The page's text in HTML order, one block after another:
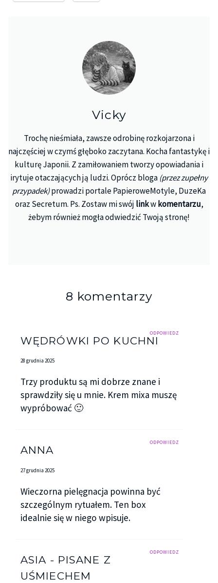
Vicky
Trochę nieśmiała, zawsze odrobinę rozkojarzona i
najczęściej w czymś głęboko zaczytana. Kocha fantastykę i
kulturę Japonii. Z zamiłowaniem tworzy opowiadania i
irytuje otaczających ją ludzi. Oprócz bloga (przez zupełny
przypadek)prowadzi portale PapieroweMotyle, DuzeKa
oraz Secretum. Ps. Zostaw mi swój linkwkomentarzu,
żebym również mogła odwiedzić Twoją stronę!
8 komentarzy
ODPOWIEDZ
WĘDRÓWKI PO KUCHNI
28 grudnia 2025
Trzy produktu są mi dobrze znane i
sprawdziły się u mnie. Krem mixa muszę
wypróbować 🙂
ODPOWIEDZ
ANNA
27 grudnia 2025
Wieczorna pielęgnacja powinna być
szczególnym rytuałem. Ten box
idealnie się w niego wpisuje.
ODPOWIEDZ
ASIA - PISANE Z
UŚMIECHEM